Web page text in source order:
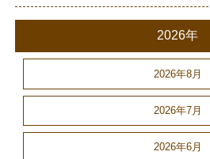
2026年
2026年8月
2026年7月
2026年6月